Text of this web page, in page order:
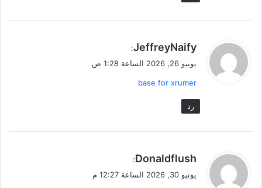
ي
ل
JeffreyNaify
:
يونيو 26, 2026 الساعة 1:28 ص
base for xrumer
رد
يDonaldflush
:
يونيو 30, 2026 الساعة 12:27 م